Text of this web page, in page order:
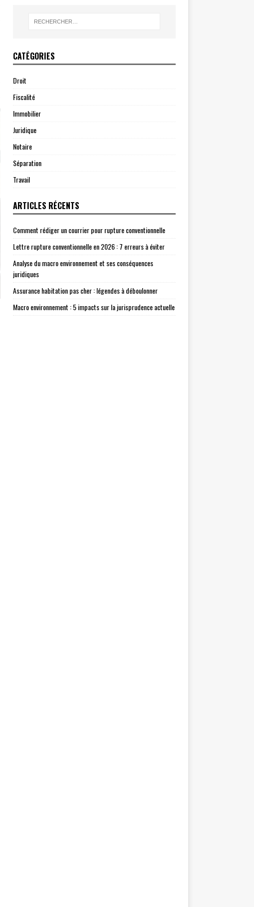
CATÉGORIES
Droit
Fiscalité
Immobilier
Juridique
Notaire
Séparation
Travail
ARTICLES RÉCENTS
Comment rédiger un courrier pour rupture conventionnelle
Lettre rupture conventionnelle en 2026 : 7 erreurs à éviter
Analyse du macro environnement et ses conséquences
juridiques
Assurance habitation pas cher : légendes à déboulonner
Macro environnement : 5 impacts sur la jurisprudence actuelle